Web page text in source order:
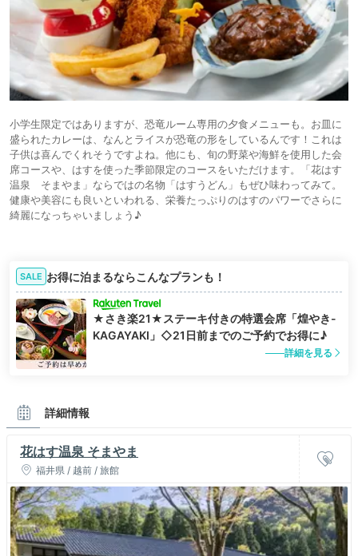
小学生限定ではありますが、恐竜ルーム専用の夕食メニューも。お皿に
盛られたカレーは、なんとライスが恐竜の形をしているんです！これは
子供は喜んでくれそうですよね。他にも、旬の野菜や海鮮を使用した会
席コースや、はすを使った季節限定のコースをいただけます。「花はす
温泉 そまやま」ならではの名物「はすうどん」もぜひ味わってみて。
健康や美容にも良いといわれる、栄養たっぷりのはすのパワーでさらに
綺麗になっちゃいましょう♪
SALE お得に泊まるならこんなプランも！
★さき楽21★ステーキ付きの特選会席「煌やき-
KAGAYAKI」◇21日前までのご予約でお得に♪
詳細を見る
詳細情報
花はす温泉 そまやま
福井県 / 越前 / 旅館